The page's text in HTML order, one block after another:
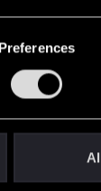
Preferences